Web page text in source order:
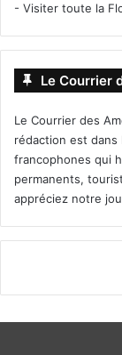
- Visiter toute la
Le Courrier
Le Courrier des
rédaction est dans
francophones qui
permanents,
appréciez notre